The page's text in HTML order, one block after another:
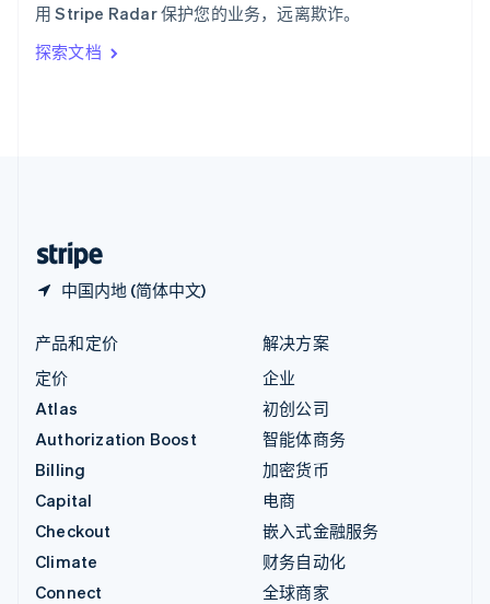
用 Stripe Radar 保护您的业务，远离欺诈。
探索文档
中国内地 (简体中文)
ItalianoEnglish
印度
English
产品和定价
定价
Atlas
Authorization Boost
Billing
Capital
Checkout
Climate
Connect
解决方案
企业
初创公司
智能体商务
加密货币
电商
嵌入式金融服务
财务自动化
全球商家